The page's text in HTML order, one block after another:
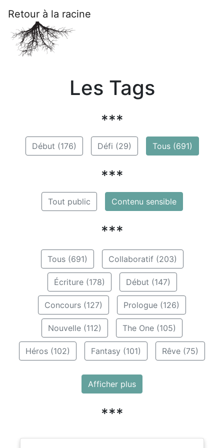
Retour à la racine
Les Tags
***
Début (176) Défi (29) Tous (691)
***
Tout public Contenu sensible
***
Tous (691) Collaboratif (203)
Écriture (178) Début (147)
Concours (127) Prologue (126)
Nouvelle (112) The One (105)
Héros (102) Fantasy (101) Rêve (75)
Afficher plus
***